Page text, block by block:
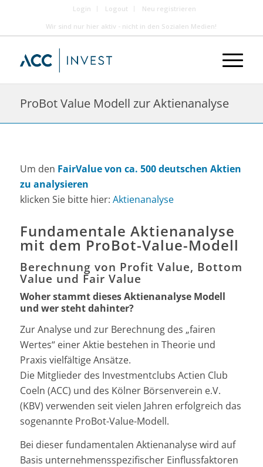
Login Logout
Neu registrieren
Wir sind nur hier aktiv - nicht in den Sozialen Medien!
ProBot Value Modell zur Aktienanalyse
Um den FairValue von ca. 500 deutschen Aktien
zu analysieren
klicken Sie bitte hier: Aktienanalyse
Fundamentale Aktienanalyse
mit dem ProBot-Value-Modell
Berechnung von Profit Value, Bottom
Value und Fair Value
Woher stammt dieses Aktienanalyse Modell
und wer steht dahinter?
Zur Analyse und zur Berechnung des „fairen
Wertes“ einer Aktie bestehen in Theorie und
Praxis vielfältige Ansätze.
Die Mitglieder des Investmentclubs Actien Club
Coeln (ACC) und des Kölner Börsenverein e.V.
(KBV) verwenden seit vielen Jahren erfolgreich das
sogenannte ProBot-Value-Modell.
Bei dieser fundamentalen Aktienanalyse wird auf
Basis unternehmensspezifischer Einflussfaktoren